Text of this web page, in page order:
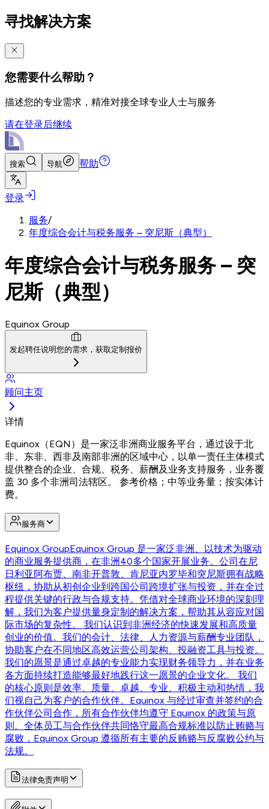
寻找解决方案
您需要什么帮助？
描述您的专业需求，精准对接全球专业人士与服务
请在登录后继续
搜索 导航 帮助
登录
服务/
年度综合会计与税务服务 – 突尼斯（典型）
年度综合会计与税务服务 – 突
尼斯（典型）
Equinox Group
发起聘任说明您的需求，获取定制报价
顾问主页
详情
Equinox（EQN）是一家泛非洲商业服务平台，通过设于北
非、东非、西非及南部非洲的区域中心，以单一责任主体模式
提供整合的企业、合规、税务、薪酬及业务支持服务，业务覆
盖 30 多个非洲司法辖区。 参考价格；中等业务量；按实体计
费。
服务商
Equinox GroupEquinox Group 是一家泛非洲、以技术为驱动
的商业服务提供商，在非洲40多个国家开展业务。公司在尼
日利亚阿布贾、南非开普敦、肯尼亚内罗毕和突尼斯拥有战略
枢纽，协助从初创企业到跨国公司跨境扩张与投资，并在全过
程提供关键的行政与合规支持。凭借对全球商业环境的深刻理
解，我们为客户提供量身定制的解决方案，帮助其从容应对国
际市场的复杂性。 我们认识到非洲经济的快速发展和高质量
创业的价值。我们的会计、法律、人力资源与薪酬专业团队，
协助客户在不同地区高效运营公司架构、投融资工具与投资。
我们的愿景是通过卓越的专业能力实现财务领导力，并在业务
各方面持续打造能够最好地践行这一愿景的企业文化。 我们
的核心原则是效率、质量、卓越、专业、积极主动和热情，我
们视自己为客户的合作伙伴。Equinox 与经过审查并签约的合
作伙伴公司合作，所有合作伙伴均遵守 Equinox 的政策与原
则。全体员工与合作伙伴共同恪守最高合规标准以防止贿赂与
腐败，Equinox Group 遵循所有主要的反贿赂与反腐败公约与
法规。
法律免责声明